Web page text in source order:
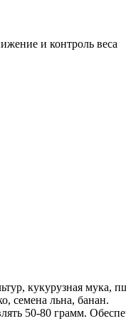
и контроль веса
кукурузная
семена льна, банан.
50-80 грамм.